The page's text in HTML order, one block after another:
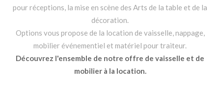
pour réceptions, la mise en scène des Arts de la table et de la
décoration.
Options vous propose de la location de vaisselle, nappage,
mobilier événementiel et matériel pour traiteur.
Découvrez l'ensemble de notre offre de vaisselle et de
mobilier à la location.